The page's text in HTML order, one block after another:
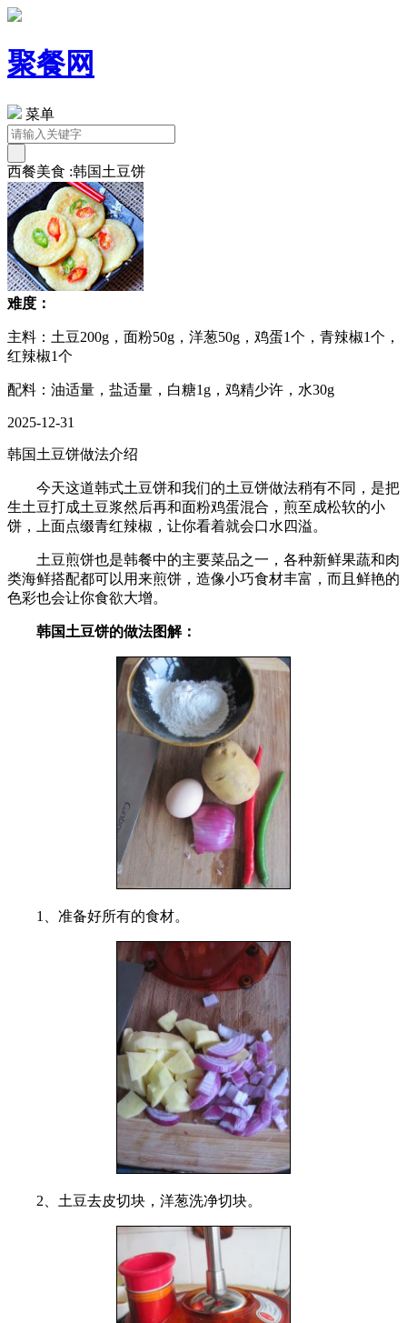
聚餐网
菜单
西餐美食 :韩国土豆饼
难度：
主料：土豆200g，面粉50g，洋葱50g，鸡蛋1个，青辣椒1个，
红辣椒1个
配料：油适量，盐适量，白糖1g，鸡精少许，水30g
2025-12-31
韩国土豆饼做法介绍
今天这道韩式土豆饼和我们的土豆饼做法稍有不同，是把
生土豆打成土豆浆然后再和面粉鸡蛋混合，煎至成松软的小
饼，上面点缀青红辣椒，让你看着就会口水四溢。
土豆煎饼也是韩餐中的主要菜品之一，各种新鲜果蔬和肉
类海鲜搭配都可以用来煎饼，造像小巧食材丰富，而且鲜艳的
色彩也会让你食欲大增。
韩国土豆饼的做法图解：
1、准备好所有的食材。
2、土豆去皮切块，洋葱洗净切块。